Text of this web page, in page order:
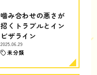
噛み合わせの悪さが
招くトラブルとイン
ビザライン
2025.06.29
未分類